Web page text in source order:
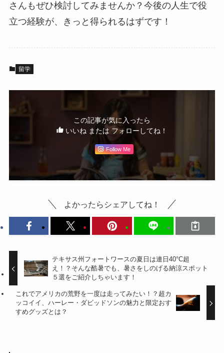
さんもぜひ検討してみませんか？今後の人生で役
立つ経験が、きっと得られるはずです！
留学
この記事が気に入ったら
いいね または フォローしてね！
Follow Me
よかったらシェアしてね！
テキサス州フォートワースの夏日は連日40°C超
え！？そんな酷暑でも、暑さをしのげる納涼スポット
５選をご紹介しちゃいます！
これでアメリカの荒野を一度は走ってみたい！？超カ
ッコイイ、ハーレー・ダビッドソンの魅力と限定おす
すめグッズとは？